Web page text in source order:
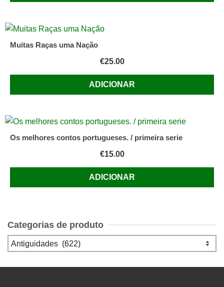
Muitas Raças uma Nação
€25.00
ADICIONAR
Os melhores contos portugueses. / primeira serie
€15.00
ADICIONAR
Categorias de produto